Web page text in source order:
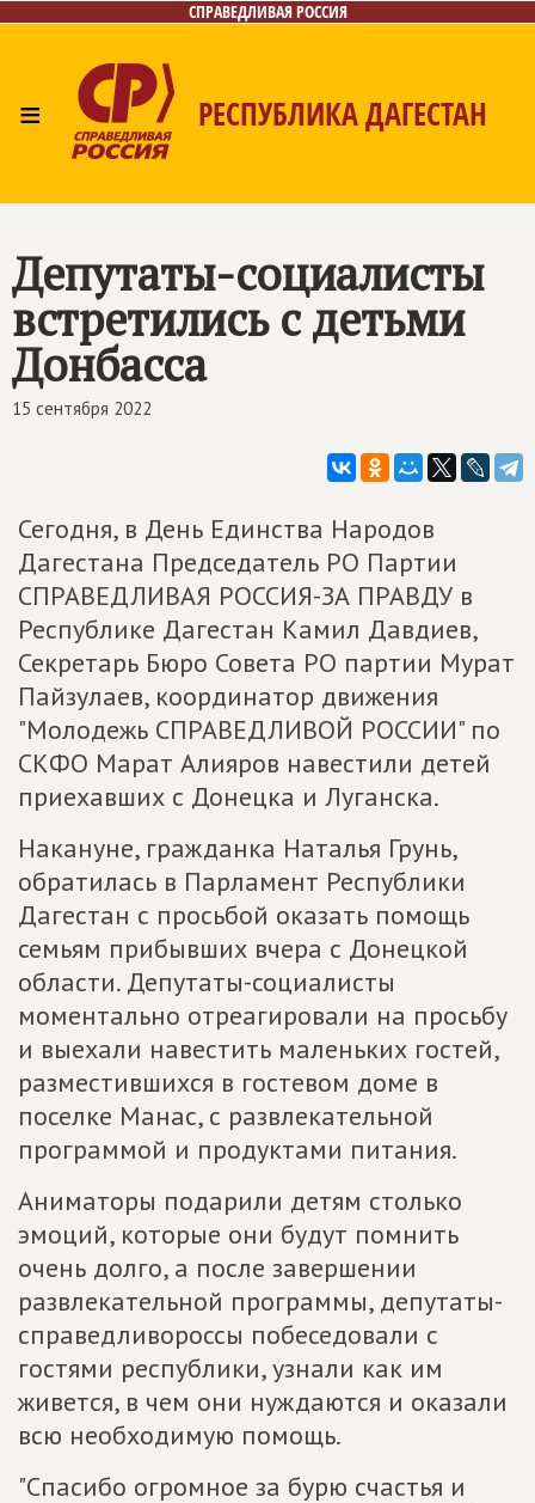
СПРАВЕДЛИВАЯ РОССИЯ
≡ РЕСПУБЛИКА ДАГЕСТАН
Депутаты-социалисты
встретились с детьми
Донбасса
15 сентября 2022
Сегодня, в День Единства Народов
Дагестана Председатель РО Партии
СПРАВЕДЛИВАЯ РОССИЯ-ЗА ПРАВДУ в
Республике Дагестан Камил Давдиев,
Секретарь Бюро Совета РО партии Мурат
Пайзулаев, координатор движения
"Молодежь СПРАВЕДЛИВОЙ РОССИИ" по
СКФО Марат Алияров навестили детей
приехавших с Донецка и Луганска.
Накануне, гражданка Наталья Грунь,
обратилась в Парламент Республики
Дагестан с просьбой оказать помощь
семьям прибывших вчера с Донецкой
области. Депутаты-социалисты
моментально отреагировали на просьбу
и выехали навестить маленьких гостей,
разместившихся в гостевом доме в
поселке Манас, с развлекательной
программой и продуктами питания.
Аниматоры подарили детям столько
эмоций, которые они будут помнить
очень долго, а после завершении
развлекательной программы, депутаты-
справедливороссы побеседовали с
гостями республики, узнали как им
живется, в чем они нуждаются и оказали
всю необходимую помощь.
"Спасибо огромное за бурю счастья и